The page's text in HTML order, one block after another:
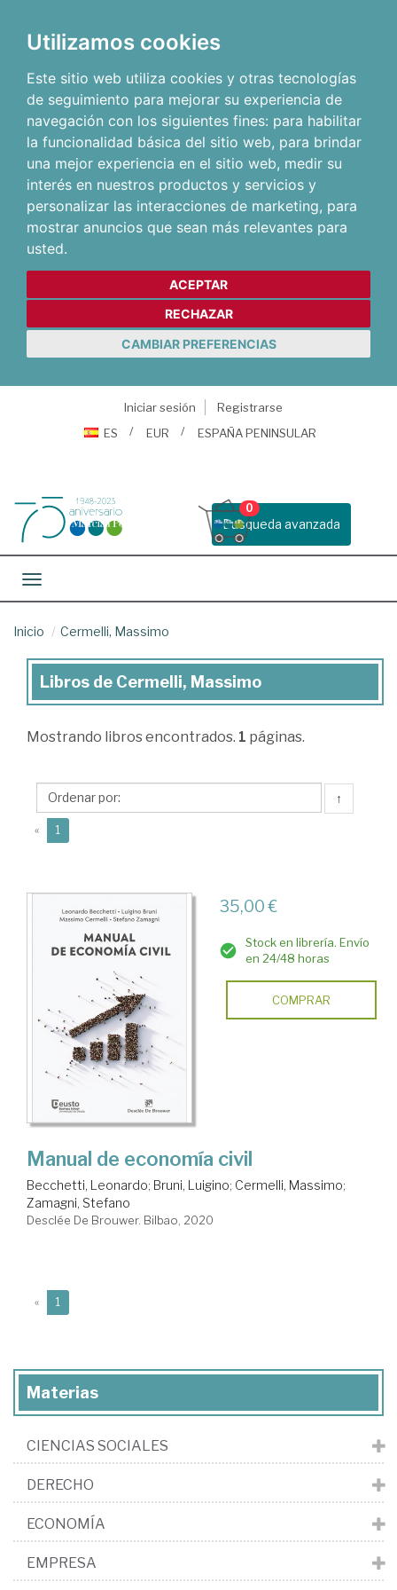
Utilizamos cookies
Este sitio web utiliza cookies y otras tecnologías
de seguimiento para mejorar su experiencia de
navegación con los siguientes fines: para habilitar
la funcionalidad básica del sitio web, para brindar
una mejor experiencia en el sitio web, medir su
interés en nuestros productos y servicios y
personalizar las interacciones de marketing, para
mostrar anuncios que sean más relevantes para
usted.
ACEPTAR
RECHAZAR
CAMBIAR PREFERENCIAS
Iniciar sesión
Registrarse
ES
EUR ESPAÑA PENINSULAR
Busqueda avanzada
0
Toggle navigation
Inicio Cermelli, Massimo
Libros
Cermelli,
Libros de Cermelli, Massimo
Mostrando libros encontrados. 1 páginas.
↑
« 1
35,00 €
Stock en librería. Envío
en 24/48 horas
COMPRAR
Manual de economía civil
Becchetti, Leonardo; Bruni, Luigino; Cermelli, Massimo;
Zamagni, Stefano
Desclée De Brouwer. Bilbao, 2020
« 1
Materias
CIENCIAS SOCIALES
DERECHO
ECONOMÍA
EMPRESA